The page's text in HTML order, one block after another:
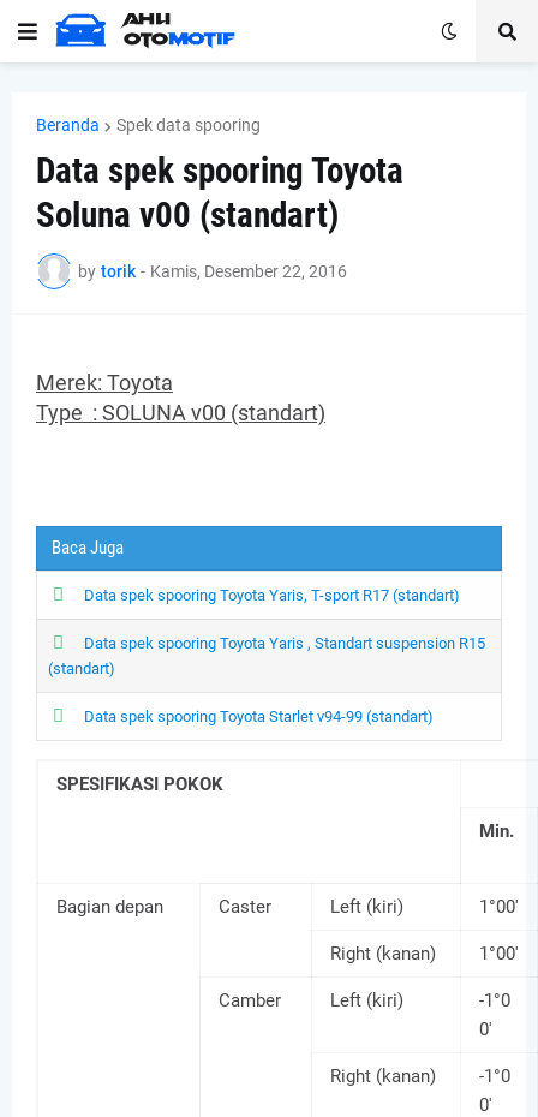
Beranda Spek data spooring
Data spek spooring Toyota
Soluna v00 (standart)
by torik - Kamis, Desember 22, 2016
Merek: Toyota
Type : SOLUNA v00 (standart)
Baca Juga
Data spek spooring Toyota Yaris, T-sport R17 (standart)
Data spek spooring Toyota Yaris , Standart suspension R15
(standart)
Data spek spooring Toyota Starlet v94-99 (standart)
SPESIFIKASI POKOK
Min.
Bagian depan Caster Left (kiri) 1°00'
Right (kanan) 1°00'
Camber Left (kiri)
-1°0
0'
Right (kanan)
-1°0
0'